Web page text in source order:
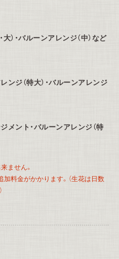
）・バルーンアレンジ（中）など
ンジ（特大）・バルーンアレンジ
メント・バルーンアレンジ（特
ません。
料金がかかります。（生花は日数